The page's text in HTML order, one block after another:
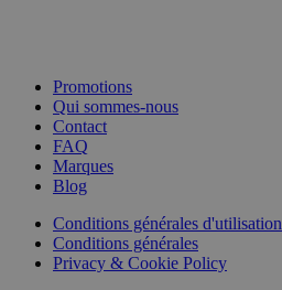
Promotions
Qui sommes-nous
Contact
FAQ
Marques
Blog
Conditions générales d'utilisation
Conditions générales
Privacy & Cookie Policy